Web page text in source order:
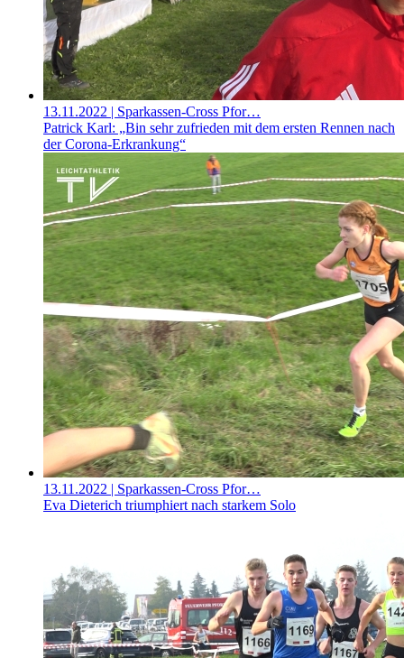
13.11.2022 | Sparkassen-Cross Pfor…
Patrick Karl: „Bin sehr zufrieden mit dem ersten Rennen nach
der Corona-Erkrankung“
13.11.2022 | Sparkassen-Cross Pfor…
Eva Dieterich triumphiert nach starkem Solo